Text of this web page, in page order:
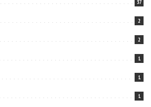
37
2
2
1
1
1